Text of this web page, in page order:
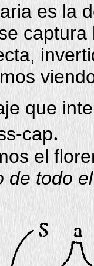
es la
que
cap.
el
de todo